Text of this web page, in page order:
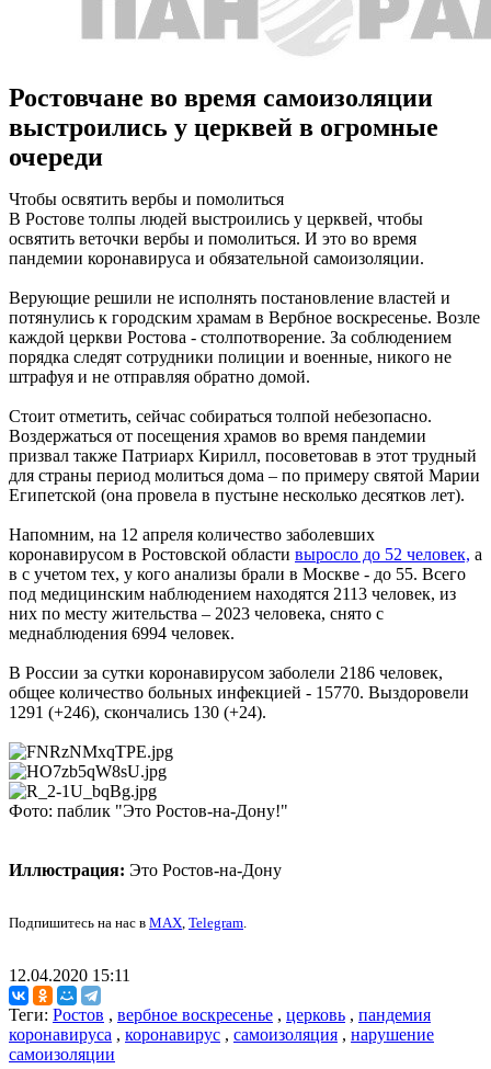
Ростовчане во время самоизоляции
выстроились у церквей в огромные
очереди
Чтобы освятить вербы и помолиться
В Ростове толпы людей выстроились у церквей, чтобы
освятить веточки вербы и помолиться. И это во время
пандемии коронавируса и обязательной самоизоляции.
Верующие решили не исполнять постановление властей и
потянулись к городским храмам в Вербное воскресенье. Возле
каждой церкви Ростова - столпотворение. За соблюдением
порядка следят сотрудники полиции и военные, никого не
штрафуя и не отправляя обратно домой.
Стоит отметить, сейчас собираться толпой небезопасно.
Воздержаться от посещения храмов во время пандемии
призвал также Патриарх Кирилл, посоветовав в этот трудный
для страны период молиться дома – по примеру святой Марии
Египетской (она провела в пустыне несколько десятков лет).
Напомним, на 12 апреля количество заболевших
коронавирусом в Ростовской области выросло до 52 человек, а
в с учетом тех, у кого анализы брали в Москве - до 55. Всего
под медицинским наблюдением находятся 2113 человек, из
них по месту жительства – 2023 человека, снято с
меднаблюдения 6994 человек.
В России за сутки коронавирусом заболели 2186 человек,
общее количество больных инфекцией - 15770. Выздоровели
1291 (+246), скончались 130 (+24).
Фото: паблик "Это Ростов-на-Дону!"
Иллюстрация: Это Ростов-на-Дону
Подпишитесь на нас в MAX, Telegram.
12.04.2020 15:11
Теги: Ростов , вербное воскресенье , церковь , пандемия
коронавируса , коронавирус , самоизоляция , нарушение
самоизоляции